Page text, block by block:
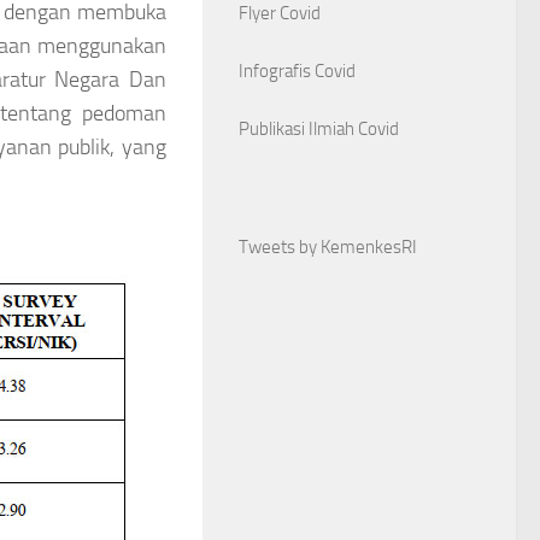
membuka
menggunakan
Negara Dan
pedoman
publik, yang
Flyer Covid
Infografis Covid
Publikasi Ilmiah Covid
Tweets by KemenkesRI